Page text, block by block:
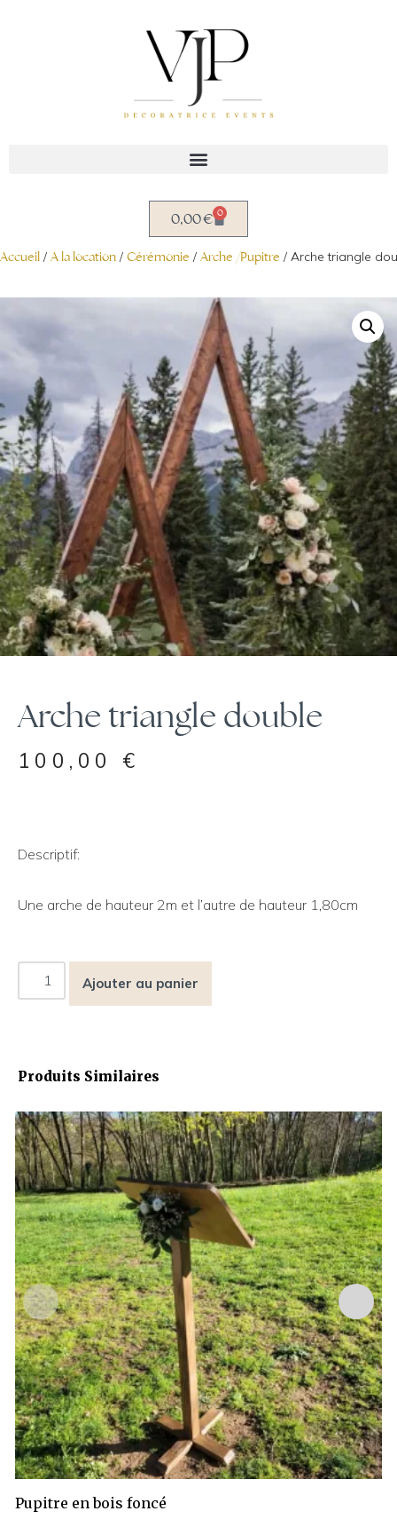
0,00€ 0
Accueil / A la location / Cérémonie / Arche /Pupitre / Arche triangle
Arche triangle double
100,00 €
Descriptif:
Une arche de hauteur 2m et l’autre de hauteur 1,80cm
Ajouter au panier
Produits Similaires
Pupitre en bois foncé